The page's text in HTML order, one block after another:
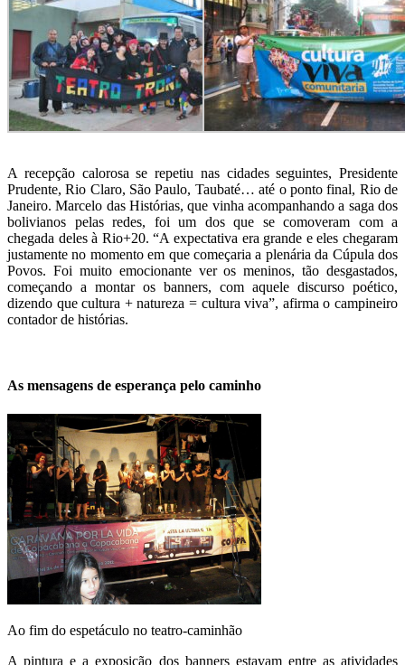
A recepção calorosa se repetiu nas cidades seguintes, Presidente
Prudente, Rio Claro, São Paulo, Taubaté… até o ponto final, Rio de
Janeiro. Marcelo das Histórias, que vinha acompanhando a saga dos
bolivianos pelas redes, foi um dos que se comoveram com a
chegada deles à Rio+20. “A expectativa era grande e eles chegaram
justamente no momento em que começaria a plenária da Cúpula dos
Povos. Foi muito emocionante ver os meninos, tão desgastados,
começando a montar os banners, com aquele discurso poético,
dizendo que cultura + natureza = cultura viva”, afirma o campineiro
contador de histórias.
As mensagens de esperança pelo caminho
Ao fim do espetáculo no teatro-caminhão
A pintura e a exposição dos banners estavam entre as atividades